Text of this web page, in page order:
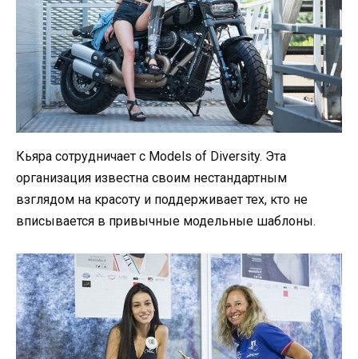
Кьяра сотрудничает с Models of Diversity. Эта
организация известна своим нестандартным
взглядом на красоту и поддерживает тех, кто не
вписывается в привычные модельные шаблоны.